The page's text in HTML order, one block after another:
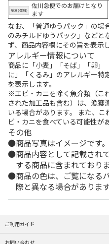
佐川急便でのお届けとなり
ます
なお、「普通ゆうパック」の場
のみチルドゆうパック」などと
ず、商品内容欄にその旨を表示
アレルギー情報について
商品に「小麦」「そば」「卵」
に」「くるみ」のアレルギー特
を表示します。
※エビ・カニを除く魚介類（こ
された加工品も含む）は、漁獲
いる場合があります。 また、
ビ・カニを食べている可能性が
その他
商品写真はイメージです。
商品内容として記載され
する商品に含まれており
商品の色は、ご覧になる
際と異なる場合があります
ご利用ガイド
お問い合わせ